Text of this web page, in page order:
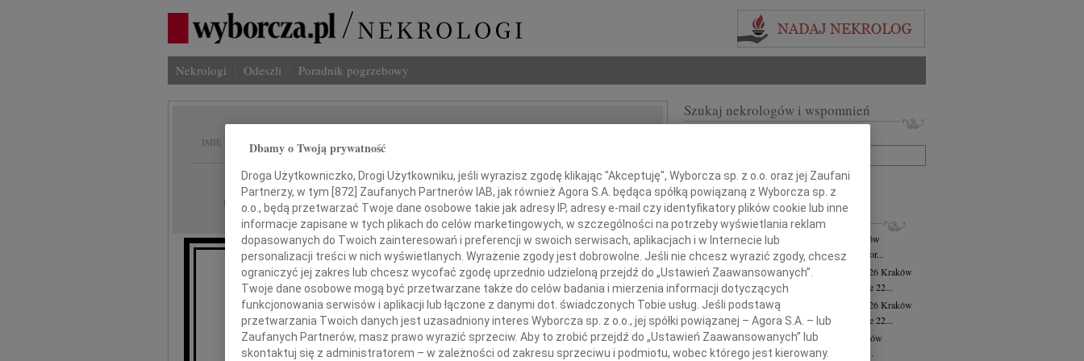
Nekrologi Odeszli Poradnik pogrzebowy
IMIĘ I NAZWISKO: Wisława Szymborska
REGION: Kraków
DATA EMISJI: 03.02.2012
Ze smutkiem przyjęliśmy wiadomość o śmierci
Wisławy Szymborskiej
Szukaj nekrologów i wspomnień
+ szukanie zaawansowane
INNE NEKROLOGI
Andrzej Krzysztof Torbus
Kraków
Andrzej Krzysztof Torbus poeta prozaik, autor...
Bogusława Cholewa-Hrynkowska
28.07.2026 Kraków
Z głębokim żalem przyjęliśmy wiadomość, że 22...
Bogusława Cholewa-Hrynkowska
27.07.2026 Kraków
Z głębokim żalem przyjęliśmy wiadomość, że 22...
Barbara Cicheckawiek: 96 22.07.2026
Kraków
Mgr Barbara Cichecka Zawodniczka Klubu...
Dbamy o Twoją prywatność
Droga Użytkowniczko, Drogi Użytkowniku, jeśli wyrazisz zgodę klikając "Akceptuję", Wyborcza sp. z o.o. oraz jej Zaufani
Partnerzy, w tym [ 872 ] Zaufanych Partnerów IAB, jak również Agora S.A. będąca spółką powiązaną z Wyborcza sp. z
o.o., będą przetwarzać Twoje dane osobowe takie jak adresy IP, adresy e-mail czy identyfikatory plików cookie lub inne
informacje zapisane w tych plikach do celów marketingowych, w szczególności na potrzeby wyświetlania reklam
dopasowanych do Twoich zainteresowań i preferencji w swoich serwisach, aplikacjach i w Internecie lub
personalizacji treści w nich wyświetlanych. Wyrażenie zgody jest dobrowolne. Jeśli nie chcesz wyrazić zgody, chcesz
ograniczyć jej zakres lub chcesz wycofać zgodę uprzednio udzieloną przejdź do „Ustawień Zaawansowanych”.
Twoje dane osobowe mogą być przetwarzane także do celów badania i mierzenia informacji dotyczących
funkcjonowania serwisów i aplikacji lub łączone z danymi dot. świadczonych Tobie usług. Jeśli podstawą
przetwarzania Twoich danych jest uzasadniony interes Wyborcza sp. z o.o., jej spółki powiązanej – Agora S.A. – lub
Zaufanych Partnerów, masz prawo wyrazić sprzeciw. Aby to zrobić przejdź do „Ustawień Zaawansowanych” lub
skontaktuj się z administratorem – w zależności od zakresu sprzeciwu i podmiotu, wobec którego jest kierowany.